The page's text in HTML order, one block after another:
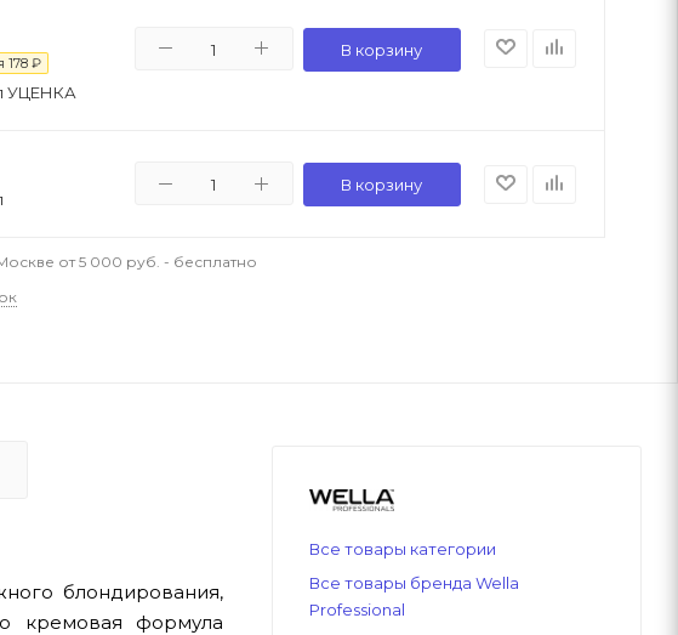
178 ₽
УЦЕНКА
В корзину
В корзину
от 5 000 руб. - бесплатно
блондирования,
кремовая формула
Все товары категории
Все товары бренда Wella
Professional